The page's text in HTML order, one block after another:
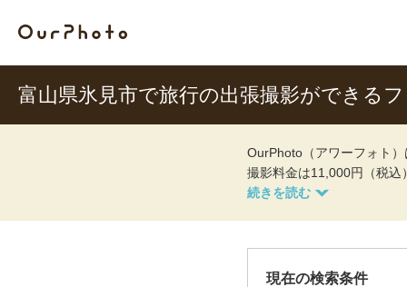
富山県氷見市で旅行の出張撮影ができる
OurPhoto（アワーフォト
撮影料金は11,000円（税込
現在の検索条件